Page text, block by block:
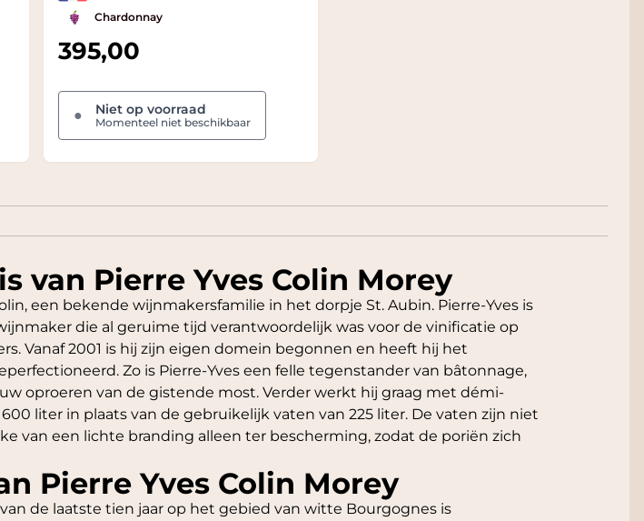
Chardonnay
395,00
● Niet op voorraad
Momenteel niet beschikbaar
van Pierre Yves Colin Morey
een bekende wijnmakersfamilie in het dorpje St. Aubin. Pierre-Yves is
die al geruime tijd verantwoordelijk was voor de vinificatie op
Vanaf 2001 is hij zijn eigen domein begonnen en heeft hij het
Zo is Pierre-Yves een felle tegenstander van bâtonnage,
oproeren van de gistende most. Verder werkt hij graag met démi-
liter in plaats van de gebruikelijk vaten van 225 liter. De vaten zijn niet
van een lichte branding alleen ter bescherming, zodat de poriën zich
Pierre Yves Colin Morey
de laatste tien jaar op het gebied van witte Bourgognes is